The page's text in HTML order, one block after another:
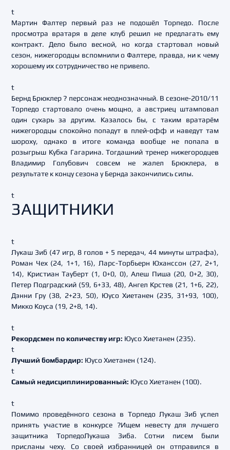
t
Мартин Фалтер первый раз не подошёл Торпедо. После
просмотра вратаря в деле клуб решил не предлагать ему
контракт. Дело было весной, но когда стартовал новый
сезон, нижегородцы вспомнили о Фалтере, правда, ни к чему
хорошему их сотрудничество не привело.
t
Бернд Брюклер ? персонаж неоднозначный. В сезоне-2010/11
Торпедо стартовало очень мощно, а австриец штамповал
один сухарь за другим. Казалось бы, с таким вратарём
нижегородцы спокойно попадут в плей-офф и наведут там
шороху, однако в итоге команда вообще не попала в
розыгрыш Кубка Гагарина. Тогдашний тренер нижегородцев
Владимир Голубович совсем не жалел Брюклера, в
результате к концу сезона у Бернда закончились силы.
t
ЗАЩИТНИКИ
t
Лукаш Зиб (47 игр, 8 голов + 5 передач, 44 минуты штрафа),
Роман Чех (24, 1+1, 16), Ларс-Торбьерн Юханссон (27, 2+1,
14), Кристиан Тауберт (1, 0+0, 0), Алеш Пиша (20, 0+2, 30),
Петер Подградский (59, 6+33, 48), Ангел Крстев (21, 1+6, 22),
Дэнни Гру (38, 2+23, 50), Юусо Хиетанен (235, 31+93, 100),
Микко Коуса (19, 2+8, 14).
t
Рекордсмен по количеству игр: Юусо Хиетанен (235).
t
Лучший бомбардир: Юусо Хиетанен (124).
t
Самый недисциплинированный: Юусо Хиетанен (100).
t
Помимо проведённого сезона в Торпедо Лукаш Зиб успел
принять участие в конкурсе ?Ищем невесту для лучшего
защитника ТорпедоЛукаша Зиба. Сотни писем были
присланы чеху. Со своей избранницей он отправился в